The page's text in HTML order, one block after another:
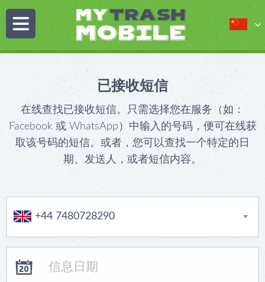
已接收短信
在线查找已接收短信。只需选择您在服务（如：
Facebook 或 WhatsApp）中输入的号码，便可在线获
取该号码的短信。或者，您可以查找一个特定的日
期、发送人，或者短信内容。
+44 7480728290